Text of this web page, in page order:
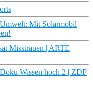
Mit Solarmobil
Misstrauen | ARTE
Wissen hoch 2 | ZDF